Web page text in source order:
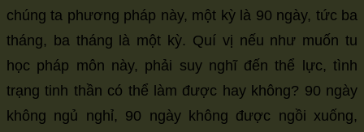
chúng ta phương pháp này, một kỳ là 90 ngày, tức ba
tháng, ba tháng là một kỳ. Quí vị nếu như muốn tu
học pháp môn này, phải suy nghĩ đến thể lực, tình
trạng tinh thần có thể làm được hay không? 90 ngày
không ngủ nghỉ, 90 ngày không được ngồi xuống,